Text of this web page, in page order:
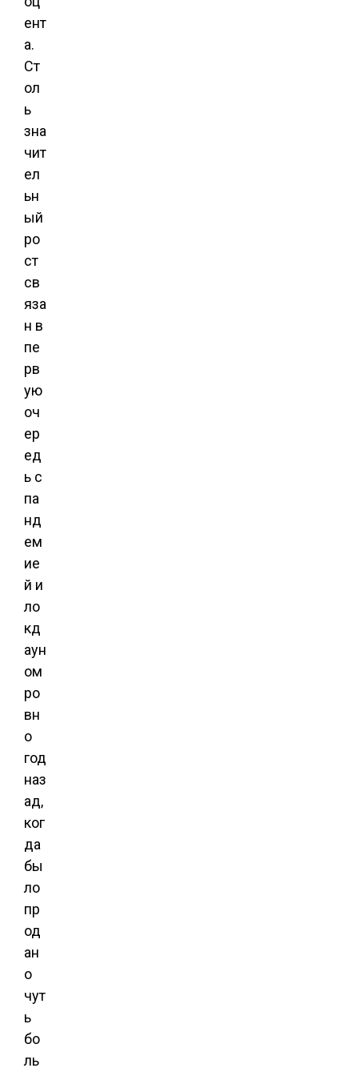
ент
а.
Ст
ол
ь
зна
чит
ел
ьн
ый
ро
ст
св
яза
н в
пе
рв
ую
оч
ер
ед
ь с
па
нд
ем
ие
й и
ло
кд
аун
ом
ро
вн
о
год
наз
ад,
ког
да
бы
ло
пр
од
ан
о
чут
ь
бо
ль